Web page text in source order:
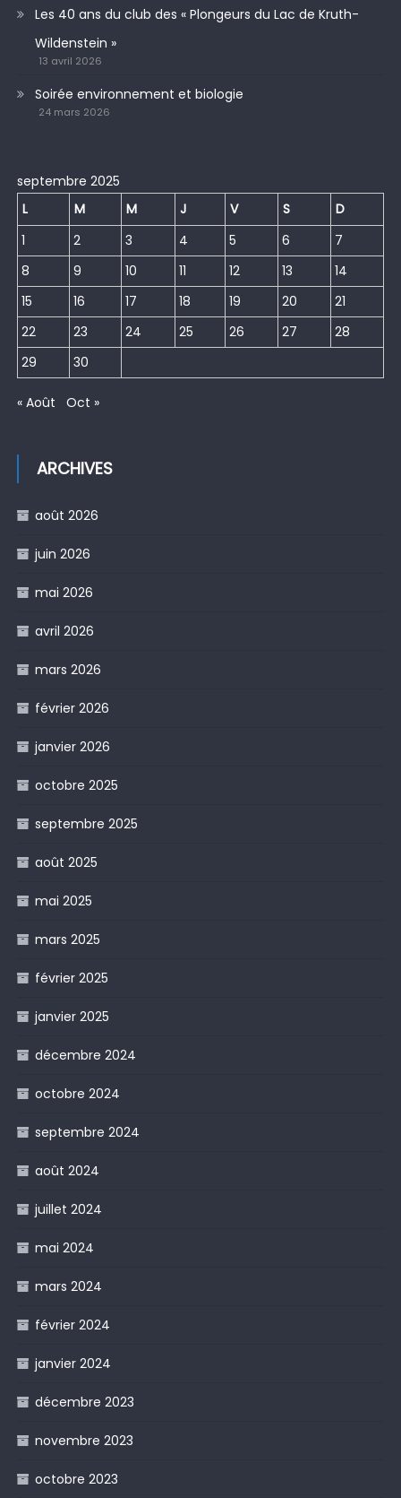
Les 40 ans du club des « Plongeurs du Lac de Kruth-
Wildenstein »
13 avril 2026
Soirée environnement et biologie
24 mars 2026
septembre 2025
L
M M J V S
D
1
2 3 4 5 6
7
8
9 10 11 12 13
14
15
16 17 18 19 20
21
22
23 24 25 26 27
28
29
30
« Août Oct »
ARCHIVES
août 2026
juin 2026
mai 2026
avril 2026
mars 2026
février 2026
janvier 2026
octobre 2025
septembre 2025
août 2025
mai 2025
mars 2025
février 2025
janvier 2025
décembre 2024
octobre 2024
septembre 2024
août 2024
juillet 2024
mai 2024
mars 2024
février 2024
janvier 2024
décembre 2023
novembre 2023
octobre 2023